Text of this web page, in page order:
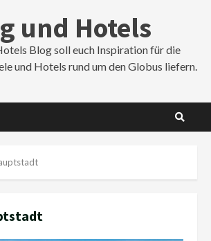
und Hotels
Blog soll euch Inspiration für die
und Hotels rund um den Globus liefern.